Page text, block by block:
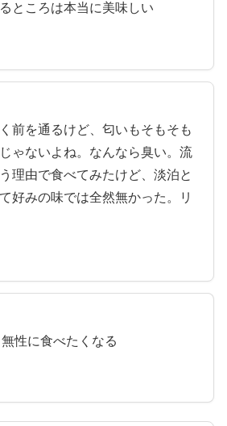
ところは本当に美味しい
前を通るけど、匂いもそもそも
ゃないよね。なんなら臭い。流
理由で食べてみたけど、淡泊と
好みの味では全然無かった。リ
性に食べたくなる